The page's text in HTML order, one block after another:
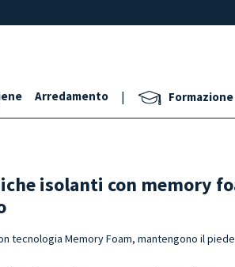
Arredamento | Formazione
isolanti con memory
tecnologia Memory Foam, mantengono il